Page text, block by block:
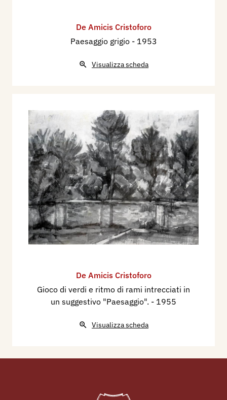
De Amicis Cristoforo
Paesaggio grigio - 1953
Visualizza scheda
De Amicis Cristoforo
Gioco di verdi e ritmo di rami intrecciati in
un suggestivo "Paesaggio". - 1955
Visualizza scheda